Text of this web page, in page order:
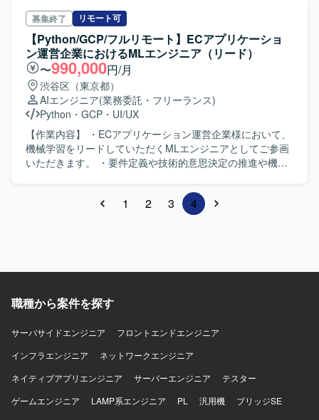
進められる方が望ましいです。 【ポジションの魅力】 GCP
／FirebaseやTypeScript、Angularなどのモダンな技術スタ
ックを用いたサーバレス環境で開発に携わることができま
す。 フロントエンドからバックエンドまで幅広い領域に関
与し、フルスタックエンジニアとしてスキルを高められま
す。 複雑な業務ロジックを扱うことで、ドメイン知識と技
術力の双方を深める経験ができます。 サービスの継続的な
改善に関わることで、中長期的なプロダクト成長に貢献で
きるポジションです。 【開発環境】 フロントエンドは
Angular／TypeScriptを使用しております。 バックエンドは
Node.js（TypeScript）およびCloudFunctionsによるサーバ
レス構成となっております。 インフラ・基盤にはGCPおよ
リモートのため、ご自身のリラックス出来る環境で作業を
行っていただきます。モダンな開発環境であり、ご自身の
スキルアップにつなげていただきやすい案件でございま
す。マーケットインで新機能を随時リリースする体制なの
で、ご自身の関わった機能が早いスパンでユーザーに使っ
ていただけます。
募集終了 リモート可
【Python/GCP/フルリモート】ECアプリケーショ
ン運営企業におけるMLエンジニア（リード）
〜990,000円/月
渋谷区（東京都）
AIエンジニア(業務委託・フリーランス)
Python ・ GCP ・ UI/UX
【作業内容】 ・ECアプリケーション運営企業様において、
機械学習をリードしていただくMLエンジニアとしてご参画
いただきます。 ・要件定義や技術的意思決定の推進や機械
計・開発などをご担当いただきます。 【開発環境】 ・開発
言語：Python ・インフラ：GCP ・分析・モニタリング基
盤：BigQuery、Tableau、Looker Studio ・その他：
1 2 3 4
職種から案件を探す
サーバサイドエンジニア
フロントエンドエンジニア
インフラエンジニア
ネットワークエンジニア
ネイティブアプリエンジニア
サーバーエンジニア
テスター
ゲームエンジニア
LAMP系エンジニア PL 汎用機
ブリッジSE